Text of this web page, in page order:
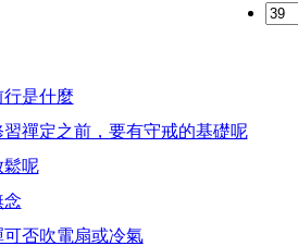
是什麼
禪定之前，要有守戒的基礎呢
鬆呢
念
可否吹電扇或冷氣